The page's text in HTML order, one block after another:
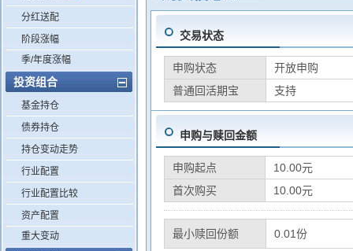
分红送配
阶段涨幅
季/年度涨幅
投资组合
基金持仓
债券持仓
持仓变动走势
行业配置
行业配置比较
资产配置
重大变动
交易状态
申购状态
开放申购
普通回活期宝
支持
申购与赎回金额
申购起点
10.00元
首次购买
10.00元
最小赎回份额 0.01份